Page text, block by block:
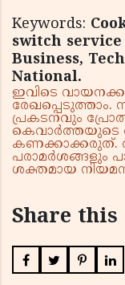
Keywords:
switch
Business,
National.
ഇവിടെ
രേഖപ്പെടുത്താം.
പ്രകടനവും
കെവാർത്തയുടെ
കണക്കാക്കരുത്.
പരാമർശങ്ങളും
ശക്തമായ
Share